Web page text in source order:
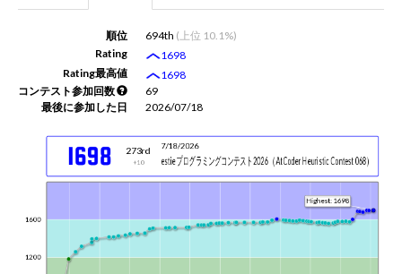
順位 694th (上位 10.1%)
Rating
1698
Rating最高値
1698
コンテスト参加回数
69
最後に参加した日
2026/07/18